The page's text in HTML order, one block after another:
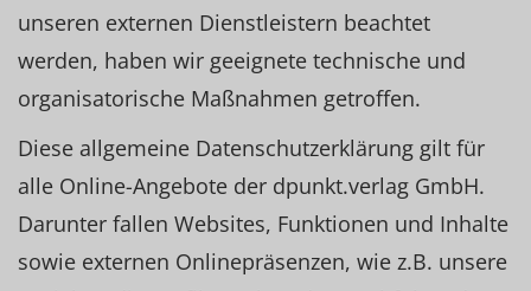
unseren externen Dienstleistern beachtet
werden, haben wir geeignete technische und
organisatorische Maßnahmen getroffen.
Diese allgemeine Datenschutzerklärung gilt für
alle Online-Angebote der dpunkt.verlag GmbH.
Darunter fallen Websites, Funktionen und Inhalte
sowie externen Onlinepräsenzen, wie z.B. unsere